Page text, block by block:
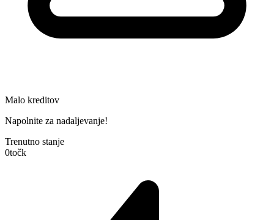
Malo kreditov
Napolnite za nadaljevanje!
Trenutno stanje
0točk